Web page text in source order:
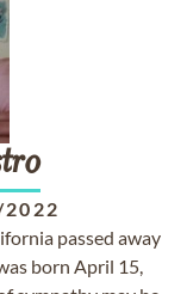
passed away
born April 15,